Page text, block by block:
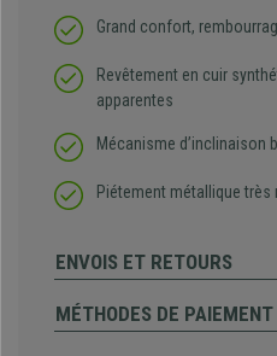
Grand confort,
Revêtement en cuir
apparentes
Mécanisme d’inclinaison
Piétement métallique très
ENVOIS ET RETOURS
MÉTHODES DE PAIEMENT